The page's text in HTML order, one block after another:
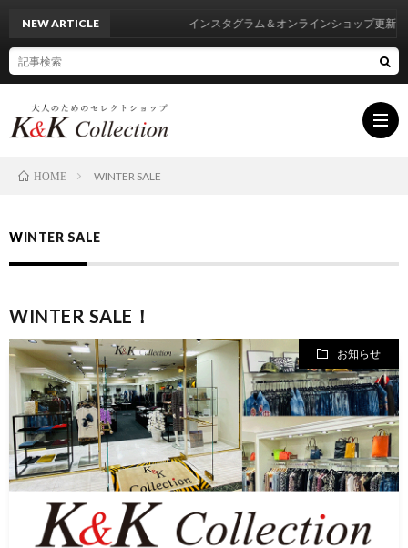
LIST
NEW ARTICLE インスタグラム＆オンラインショップ更新中
HOME WINTER SALE
WINTER SALE
WINTER SALE！
お知らせ